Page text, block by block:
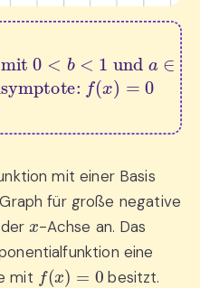
0< b< 1 und a ∈R gilt: ⇒
f( x) =0
mit einer Basis
für große negative
der -Achse an. Das
eine
mit (x =
besitzt.